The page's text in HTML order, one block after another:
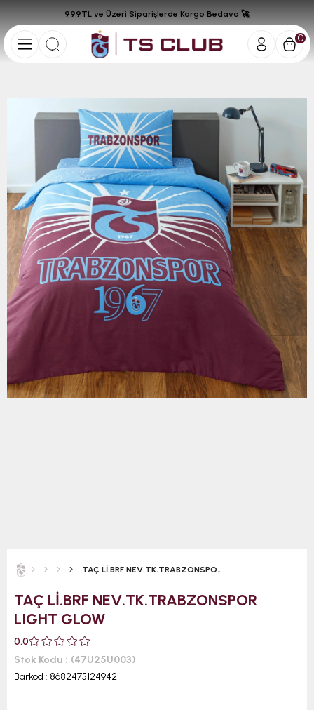
0
999TL ve Üzeri Siparişlerde Kargo Bedava 🚀
TAÇ Lİ.BRF NEV.TK.TRABZONSPOR LIGHT GLOW
TAÇ Lİ.BRF NEV.TK.TRABZONSPOR
LIGHT GLOW
0.0
Stok Kodu
(47U25U003)
Barkod : 8682475124942